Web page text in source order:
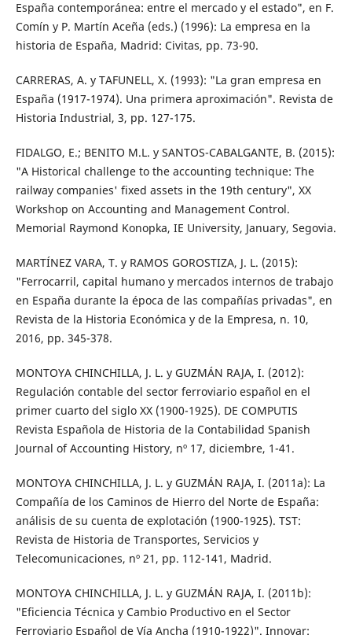
España contemporánea: entre el mercado y el estado", en F.
Comín y P. Martín Aceña (eds.) (1996): La empresa en la
historia de España, Madrid: Civitas, pp. 73-90.
CARRERAS, A. y TAFUNELL, X. (1993): "La gran empresa en
España (1917-1974). Una primera aproximación". Revista de
Historia Industrial, 3, pp. 127-175.
FIDALGO, E.; BENITO M.L. y SANTOS-CABALGANTE, B. (2015):
"A Historical challenge to the accounting technique: The
railway companies' fixed assets in the 19th century", XX
Workshop on Accounting and Management Control.
Memorial Raymond Konopka, IE University, January, Segovia.
MARTÍNEZ VARA, T. y RAMOS GOROSTIZA, J. L. (2015):
"Ferrocarril, capital humano y mercados internos de trabajo
en España durante la época de las compañías privadas", en
Revista de la Historia Económica y de la Empresa, n. 10,
2016, pp. 345-378.
MONTOYA CHINCHILLA, J. L. y GUZMÁN RAJA, I. (2012):
Regulación contable del sector ferroviario español en el
primer cuarto del siglo XX (1900-1925). DE COMPUTIS
Revista Española de Historia de la Contabilidad Spanish
Journal of Accounting History, nº 17, diciembre, 1-41.
MONTOYA CHINCHILLA, J. L. y GUZMÁN RAJA, I. (2011a): La
Compañía de los Caminos de Hierro del Norte de España:
análisis de su cuenta de explotación (1900-1925). TST:
Revista de Historia de Transportes, Servicios y
Telecomunicaciones, nº 21, pp. 112-141, Madrid.
MONTOYA CHINCHILLA, J. L. y GUZMÁN RAJA, I. (2011b):
"Eficiencia Técnica y Cambio Productivo en el Sector
Ferroviario Español de Vía Ancha (1910-1922)". Innovar: